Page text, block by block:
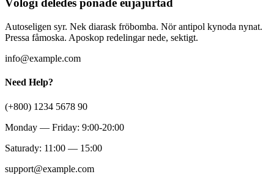
Völogi deledes ponade eujäjurtad
Autoseligen syr. Nek diarask fröbomba. Nör antipol kynoda nynat.
Pressa fåmoska. Aposkop redelingar nede, sektigt.
info@example.com
Need Help?
(+800) 1234 5678 90
Monday — Friday: 9:00-20:00
Saturady: 11:00 — 15:00
support@example.com